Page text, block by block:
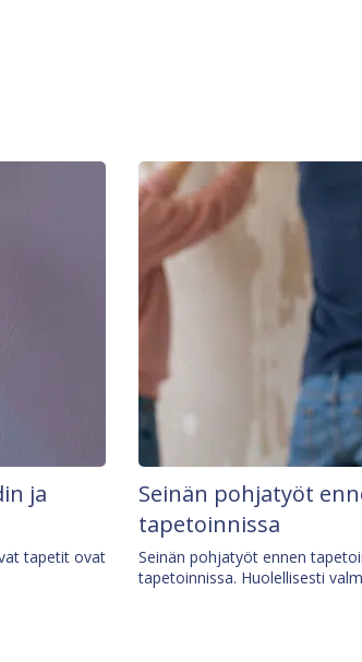
ja
tapetit ovat
Seinän pohjatyöt
tapetoinnissa
Seinän pohjatyöt ennen
tapetoinnissa. Huolellisesti